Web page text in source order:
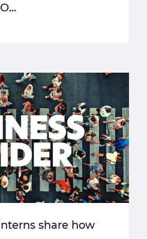
share how